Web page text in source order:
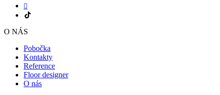
O NÁS
Pobočka
Kontakty
Reference
Floor designer
O nás